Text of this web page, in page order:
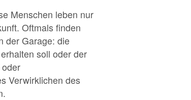
Menschen leben nur
Oftmals finden
der Garage: die
soll oder der
Verwirklichen des